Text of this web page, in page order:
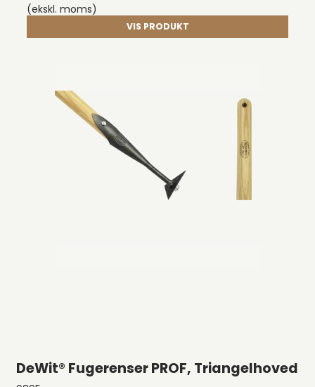
(ekskl. moms)
VIS PRODUKT
DeWit® Fugerenser PROF, Triangelhoved